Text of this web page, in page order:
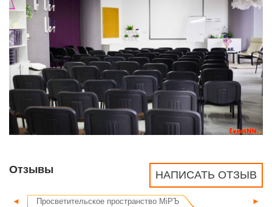
НАПИСАТЬ ОТЗЫВ
Отзывы
◄ ►
Просветительское пространство MiРЪ